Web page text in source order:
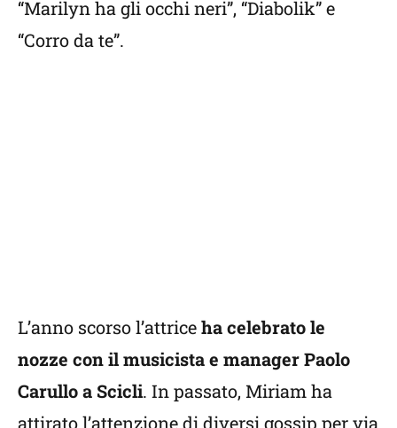
“Marilyn ha gli occhi neri”, “Diabolik” e
“Corro da te”.
L’anno scorso l’attriceha celebrato le
nozze con il musicista e manager Paolo
Carullo a Scicli. In passato, Miriam ha
attirato l’attenzione di diversi gossip per via